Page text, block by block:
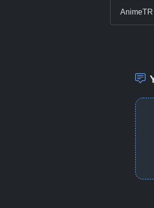
AnimeTR